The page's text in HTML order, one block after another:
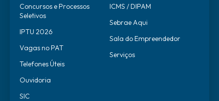
Concursos e Processos
Seletivos
IPTU 2026
Vagas no PAT
Telefones Úteis
Ouvidoria
SIC
ICMS / DIPAM
Sebrae Aqui
Sala do Empreendedor
Serviços